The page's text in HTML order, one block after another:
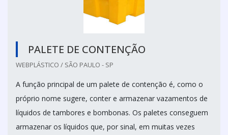
PALETE DE CONTENÇÃO
WEBPLÁSTICO / SÃO PAULO - SP
A função principal de um palete de contenção é, como o
próprio nome sugere, conter e armazenar vazamentos de
líquidos de tambores e bombonas. Os paletes conseguem
armazenar os líquidos que, por sinal, em muitas vezes